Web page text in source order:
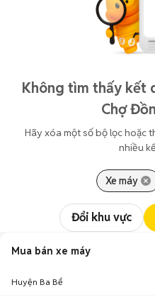
Không tìm thấy kết
Chợ
Hãy xóa một số bộ lọc hoặc
nhiều
Xe máy
Đổi khu vực
Mua bán xe máy
Huyện Ba Bể